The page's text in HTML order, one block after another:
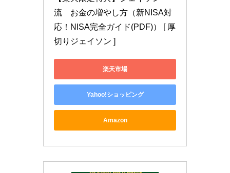
流　お金の増やし方（新NISA対
応！NISA完全ガイド(PDF)） [ 厚
切りジェイソン ]
楽天市場
Yahoo!ショッピング
Amazon